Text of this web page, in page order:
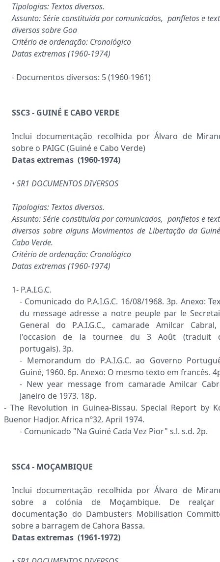
Tipologias: Textos diversos.
Assunto: Série constituída por comunicados, panfletos e
diversos sobre Goa
Critério de ordenação: Cronológico
Datas extremas (1960-1974)
- Documentos diversos: 5 (1960-1961)
SSC3 - GUINÉ E CABO VERDE
Inclui documentação recolhida por Álvaro de
sobre o PAIGC (Guiné e Cabo Verde)
Datas extremas (1960-1974)
• SR1 DOCUMENTOS DIVERSOS
Tipologias: Textos diversos.
Assunto: Série constituída por comunicados, panfletos e
diversos sobre alguns Movimentos de Libertação da
Cabo Verde.
Critério de ordenação: Cronológico
Datas extremas (1960-1974)
1- P.A.I.G.C.
- Comunicado do P.A.I.G.C. 16/08/1968. 3p. Anexo:
du message adresse a notre peuple par le
General do P.A.I.G.C., camarade Amilcar
l'occasion de la tournee du 3 Août (traduit
portugais). 3p.
- Memorandum do P.A.I.G.C. ao Governo
Guiné, 1960. 6p. Anexo: O mesmo texto em francês.
- New year message from camarade Amilcar
Janeiro de 1973. 18p.
- The Revolution in Guinea-Bissau. Special Report by
Buenor Hadjor. Africa nº32. April 1974.
- Comunicado "Na Guiné Cada Vez Pior" s.l. s.d. 2p.
SSC4 - MOÇAMBIQUE
Inclui documentação recolhida por Álvaro de
sobre a colónia de Moçambique. De
documentação do Dambusters Mobilisation
sobre a barragem de Cahora Bassa.
Datas extremas (1961-1972)